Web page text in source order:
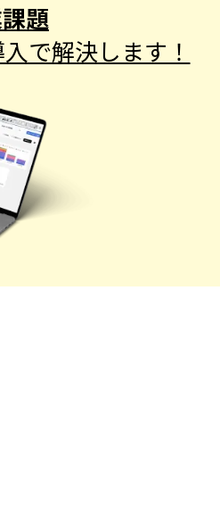
題
で解決します！